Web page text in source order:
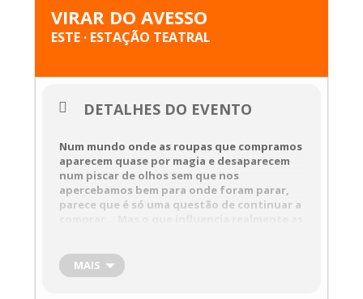
VIRAR DO AVESSO
ESTE · ESTAÇÃO TEATRAL
DETALHES DO EVENTO
Num mundo onde as roupas que compramos
aparecem quase por magia e desaparecem
num piscar de olhos sem que nos
apercebamos bem para onde foram parar,
parece que é só uma questão de continuar a
Das mãos que colhem às que cosem, das
máquinas que produzem às que embalam e
MAIS